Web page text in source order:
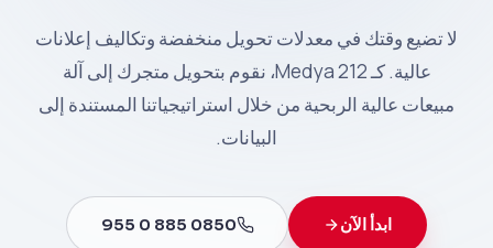
لا تضيع وقتك في معدلات تحويل منخفضة وتكاليف إعلانات
عالية. كـ 212 Medya، نقوم بتحويل متجرك إلى آلة
مبيعات عالية الربحية من خلال استراتيجياتنا المستندة إلى
البيانات.
ابدأ الآن 0850 885 0 955